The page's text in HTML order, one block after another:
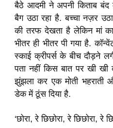
बैठे आदमी ने अपनी किताब
बैग उठा रहा है. बच्चा नज़र
की तरफ देखता है लेकिन मां
भीतर ही भीतर पी गया है.
स्काई क्रीपर्स के बीच दौड़ने
पता नहीं किस बात पर खी
झुंझला कर एक मोती
डेक में ठूंस दिया है.
‘छोरा, रे छिछोरा, रे छिछोरा, रे